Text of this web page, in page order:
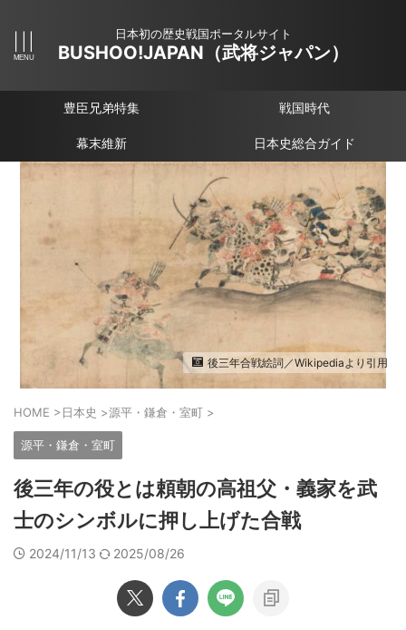
日本初の歴史戦国ポータルサイト
BUSHOO!JAPAN（武将ジャパン）
豊臣兄弟特集 戦国時代
幕末維新 日本史総合ガイド
後三年合戦絵詞／Wikipediaより引用
HOME >日本史 >源平・鎌倉・室町 >
源平・鎌倉・室町
後三年の役とは頼朝の高祖父・義家を武
士のシンボルに押し上げた合戦
2024/11/13 2025/08/26